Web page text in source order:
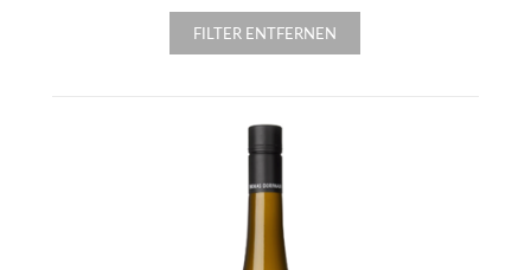
FILTER ENTFERNEN